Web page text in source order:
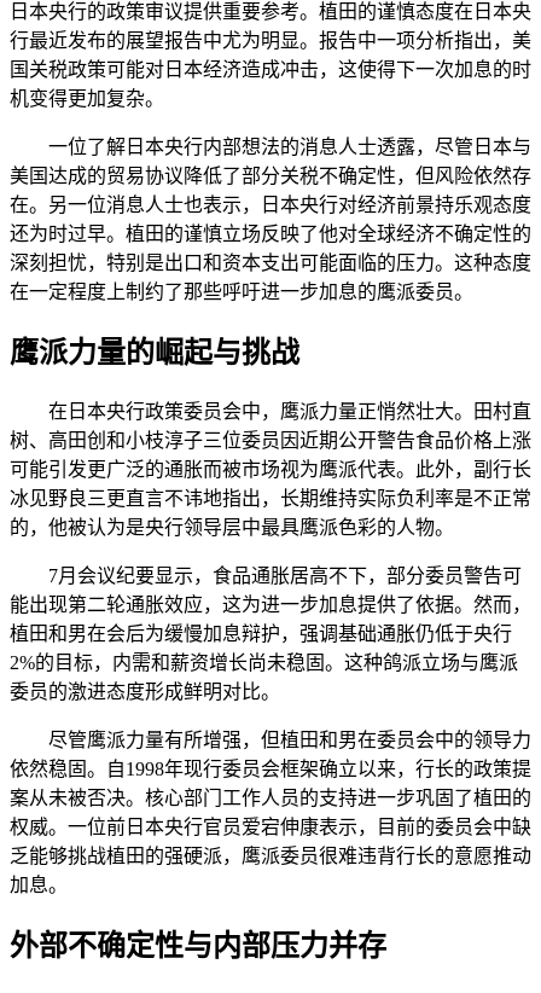
日本央行的政策审议提供重要参考。植田的谨慎态度在日本央
行最近发布的展望报告中尤为明显。报告中一项分析指出，美
国关税政策可能对日本经济造成冲击，这使得下一次加息的时
机变得更加复杂。
一位了解日本央行内部想法的消息人士透露，尽管日本与
美国达成的贸易协议降低了部分关税不确定性，但风险依然存
在。另一位消息人士也表示，日本央行对经济前景持乐观态度
还为时过早。植田的谨慎立场反映了他对全球经济不确定性的
深刻担忧，特别是出口和资本支出可能面临的压力。这种态度
在一定程度上制约了那些呼吁进一步加息的鹰派委员。
鹰派力量的崛起与挑战
在日本央行政策委员会中，鹰派力量正悄然壮大。田村直
树、高田创和小枝淳子三位委员因近期公开警告食品价格上涨
可能引发更广泛的通胀而被市场视为鹰派代表。此外，副行长
冰见野良三更直言不讳地指出，长期维持实际负利率是不正常
的，他被认为是央行领导层中最具鹰派色彩的人物。
7月会议纪要显示，食品通胀居高不下，部分委员警告可
能出现第二轮通胀效应，这为进一步加息提供了依据。然而，
植田和男在会后为缓慢加息辩护，强调基础通胀仍低于央行
2%的目标，内需和薪资增长尚未稳固。这种鸽派立场与鹰派
委员的激进态度形成鲜明对比。
尽管鹰派力量有所增强，但植田和男在委员会中的领导力
依然稳固。自1998年现行委员会框架确立以来，行长的政策提
案从未被否决。核心部门工作人员的支持进一步巩固了植田的
权威。一位前日本央行官员爱宕伸康表示，目前的委员会中缺
乏能够挑战植田的强硬派，鹰派委员很难违背行长的意愿推动
加息。
外部不确定性与内部压力并存